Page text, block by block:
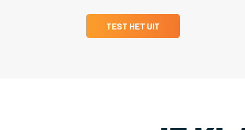
TEST HET UIT